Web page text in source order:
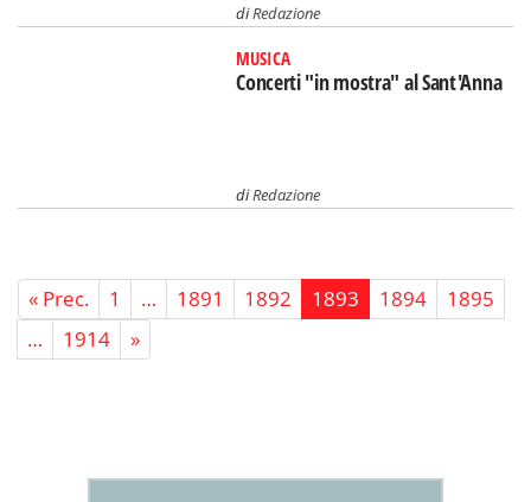
diRedazione
MUSICA
Concerti "in mostra" al Sant'Anna
diRedazione
« Prec. 1 … 1891 1892 1893 1894
1895
…
1914 »